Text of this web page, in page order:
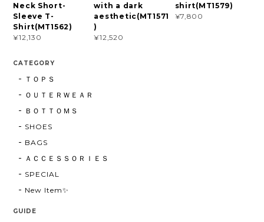
Neck Short-
Sleeve T-
Shirt(MT1562)
¥12,130
with a dark
aesthetic(MT1571
)
¥12,520
shirt(MT1579)
¥7,800
CATEGORY
ＴＯＰＳ
ＯＵＴＥＲＷＥＡＲ
ＢＯＴＴＯＭＳ
SHOES
BAGS
ＡＣＣＥＳＳＯＲＩＥＳ
SPECIAL
New Item✨
GUIDE